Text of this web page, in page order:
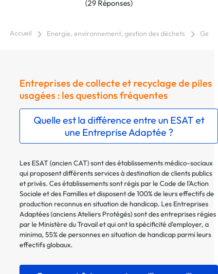
(29 Réponses)
Accueil Energie, environnement, gestion des déchets
Entreprises de collecte et recyclage de piles
usagées : les questions fréquentes
Quelle est la différence entre un ESAT et
une Entreprise Adaptée ?
Les ESAT (ancien CAT) sont des établissements médico-sociaux
qui proposent différents services à destination de clients publics
et privés. Ces établissements sont régis par le Code de l'Action
Sociale et des Familles et disposent de 100% de leurs effectifs de
production reconnus en situation de handicap. Les Entreprises
Adaptées (anciens Ateliers Protégés) sont des entreprises régies
par le Ministère du Travail et qui ont la spécificité d'employer, a
minima, 55% de personnes en situation de handicap parmi leurs
effectifs globaux.